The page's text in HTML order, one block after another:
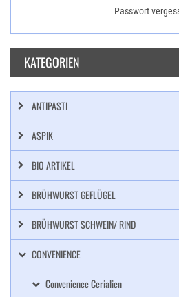
Passwort
KATEGORIEN
ANTIPASTI
ASPIK
BIO ARTIKEL
BRÜHWURST GEFLÜGEL
BRÜHWURST SCHWEIN/ RIND
CONVENIENCE
Convenience Cerialien